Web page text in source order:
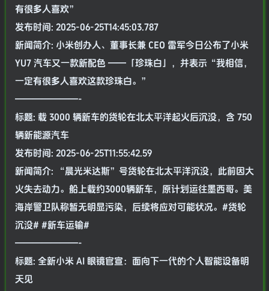
有很多人喜欢”
发布时间: 2025-06-25T14:45:03.787
新闻简介: 小米创办人、董事长兼 CEO 雷军今日公布了小米
YU7 汽车又一款新配色 ——「珍珠白」，并表示“我相信，
一定有很多人喜欢这款珍珠白。”
———————-
标题: 载 3000 辆新车的货轮在北太平洋起火后沉没，含 750
辆新能源汽车
发布时间: 2025-06-25T11:55:42.59
新闻简介: “晨光米达斯”号货轮在北太平洋沉没，此前因大
火失去动力。船上载约3000辆新车，原计划运往墨西哥。美
海岸警卫队称暂无明显污染，后续将应对可能状况。#货轮
沉没# #新车运输#
———————-
标题: 全新小米 AI 眼镜官宣：面向下一代的个人智能设备明
天见